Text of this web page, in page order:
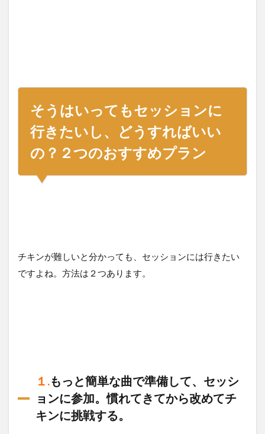
そうはいってもセッションに
行きたいし、どうすればいい
の？２つのおすすめプラン
チキンが難しいと分かっても、セッションには行きたい
ですよね。方法は２つあります。
１.もっと簡単な曲で準備して、セッシ
ョンに参加。慣れてきてから改めてチ
キンに挑戦する。